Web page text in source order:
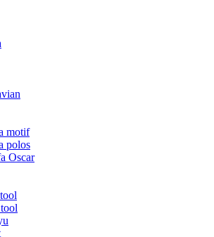
motif
polos
Oscar